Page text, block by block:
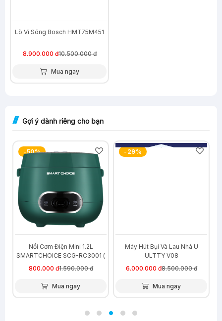
Lò Vi Sóng Bosch HMT75M451
8.900.000 đ10.500.000 đ
Mua ngay
Gợi ý dành riêng cho bạn
-50%
Nồi Cơm Điện Mini 1.2L
SMARTCHOICE SCG-RC3001 (
800.000 đ1.590.000 đ
Mua ngay
-29%
Máy Hút Bụi Và Lau Nhà U
ULTTY V08
6.000.000 đ8.500.000 đ
Mua ngay